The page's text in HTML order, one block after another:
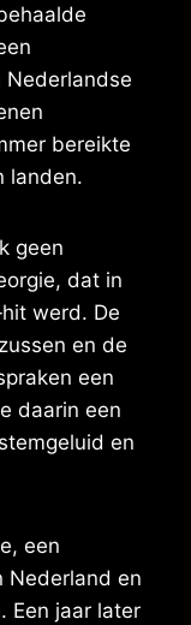
Nederlandse
bereikte
landen.
geen
dat in
werd. De
en de
een
daarin een
en
een
Nederland en
Een jaar later